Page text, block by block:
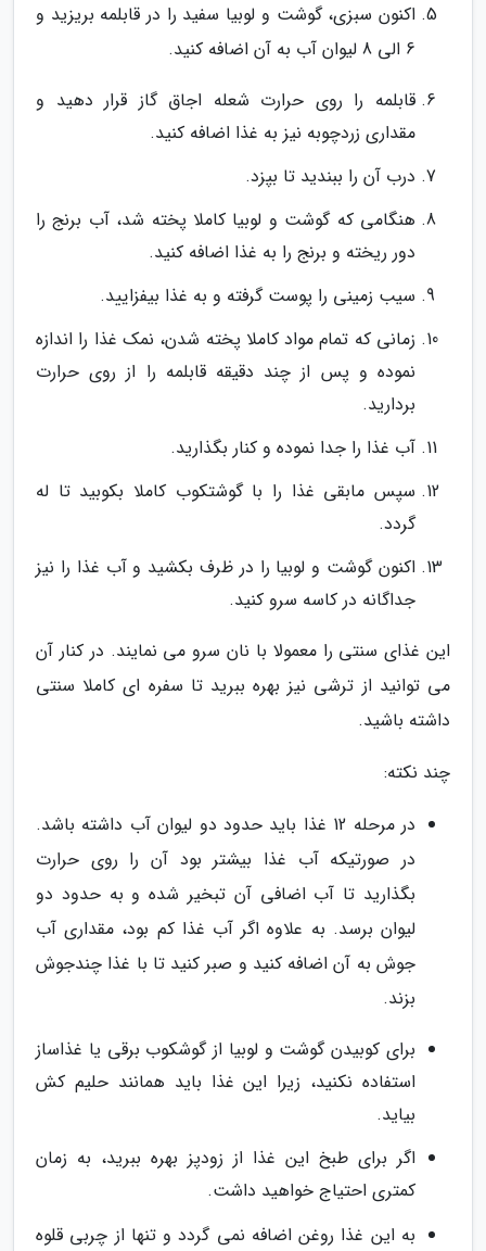
اکنون سبزی، گوشت و لوبیا سفید را در قابلمه بریزید و
6 الی 8 لیوان آب به آن اضافه کنید.
قابلمه را روی حرارت شعله اجاق گاز قرار دهید و
مقداری زردچوبه نیز به غذا اضافه کنید.
درب آن را ببندید تا بپزد.
هنگامی که گوشت و لوبیا کاملا پخته شد، آب برنج را
دور ریخته و برنج را به غذا اضافه کنید.
سیب زمینی را پوست گرفته و به غذا بیفزایید.
زمانی که تمام مواد کاملا پخته شدن، نمک غذا را اندازه
نموده و پس از چند دقیقه قابلمه را از روی حرارت
بردارید.
آب غذا را جدا نموده و کنار بگذارید.
سپس مابقی غذا را با گوشتکوب کاملا بکوبید تا له
گردد.
اکنون گوشت و لوبیا را در ظرف بکشید و آب غذا را نیز
جداگانه در کاسه سرو کنید.
این غذای سنتی را معمولا با نان سرو می نمایند. در کنار آن
می توانید از ترشی نیز بهره ببرید تا سفره ای کاملا سنتی
داشته باشید.
چند نکته:
در مرحله 12 غذا باید حدود دو لیوان آب داشته باشد.
در صورتیکه آب غذا بیشتر بود آن را روی حرارت
بگذارید تا آب اضافی آن تبخیر شده و به حدود دو
لیوان برسد. به علاوه اگر آب غذا کم بود، مقداری آب
جوش به آن اضافه کنید و صبر کنید تا با غذا چندجوش
بزند.
برای کوبیدن گوشت و لوبیا از گوشکوب برقی یا غذاساز
استفاده نکنید، زیرا این غذا باید همانند حلیم کش
بیاید.
اگر برای طبخ این غذا از زودپز بهره ببرید، به زمان
کمتری احتیاج خواهید داشت.
به این غذا روغن اضافه نمی گردد و تنها از چربی قلوه